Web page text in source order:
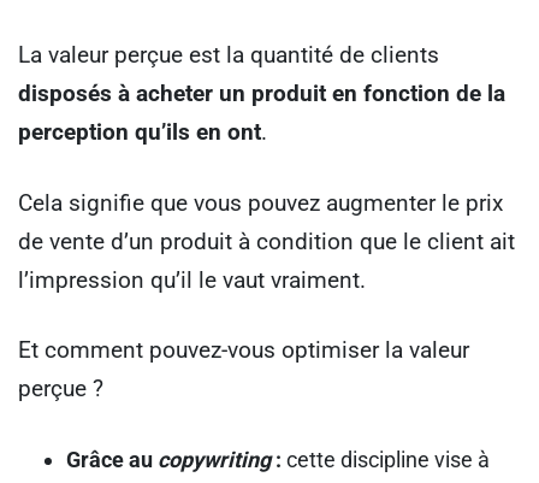
La valeur perçue est la quantité de clients
disposés à acheter un produit en fonction de la
perception qu’ils en ont.
Cela signifie que vous pouvez augmenter le prix
de vente d’un produit à condition que le client ait
l’impression qu’il le vaut vraiment.
Et comment pouvez-vous optimiser la valeur
perçue ?
Grâce au copywriting: cette discipline vise à